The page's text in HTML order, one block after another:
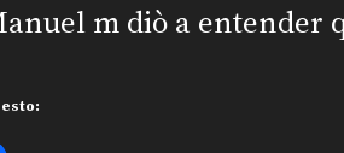
m diò a entender